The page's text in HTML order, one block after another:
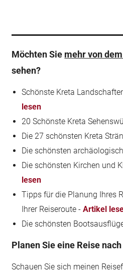
Möchten Sie mehr von
sehen?
Schönste Kreta
lesen
20 Schönste Kreta
Die 27 schönsten Kreta
Die schönsten
Die schönsten Kirchen und
lesen
Tipps für die Planung Ihres
Ihrer Reiseroute -Artikel
Die schönsten
Planen Sie eine Reise
Schauen Sie sich meinen